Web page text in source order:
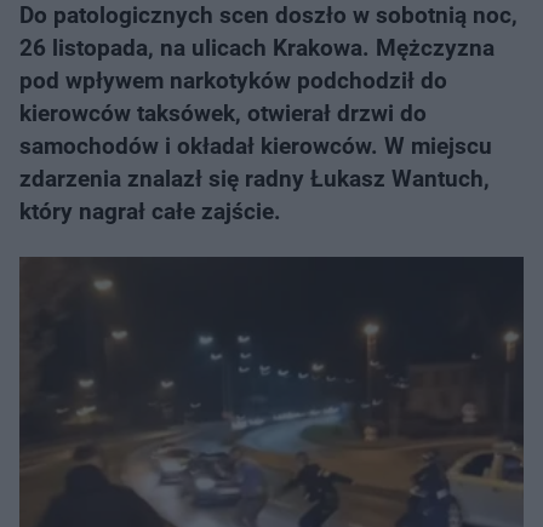
Do patologicznych scen doszło w sobotnią noc,
26 listopada, na ulicach Krakowa. Mężczyzna
pod wpływem narkotyków podchodził do
kierowców taksówek, otwierał drzwi do
samochodów i okładał kierowców. W miejscu
zdarzenia znalazł się radny Łukasz Wantuch,
który nagrał całe zajście.